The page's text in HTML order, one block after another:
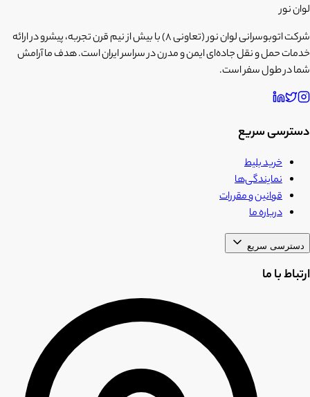
لوان نور
شرکت اتوبوسرانی لوان نور (تعاونی ۸) با بیش از نیم قرن تجربه، پیشرو در ارائه
خدمات حمل و نقل جاده‌ای ایمن و مدرن در سراسر ایران است. هدف ما آرامش
شما در طول سفر است.
دسترسی سریع
خرید بلیط
نمایندگی‌ها
قوانین و مقررات
درباره ما
دسترسی سریع
ارتباط با ما